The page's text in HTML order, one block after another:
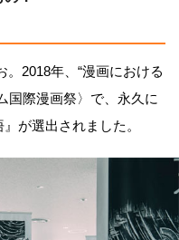
2018年、“漫画における
国際漫画祭〉で、永久に
が選出されました。